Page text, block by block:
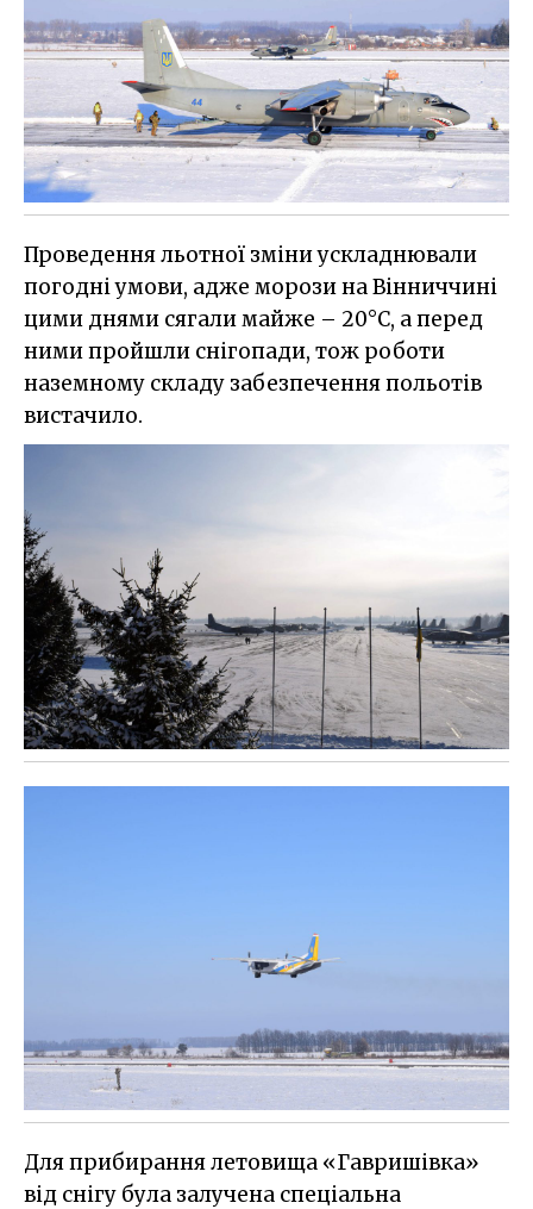
Проведення льотної зміни ускладнювали
погодні умови, адже морози на Вінниччині
цими днями сягали майже – 20°C, а перед
ними пройшли снігопади, тож роботи
наземному складу забезпечення польотів
вистачило.
Для прибирання летовища «Гавришівка»
від снігу була залучена спеціальна